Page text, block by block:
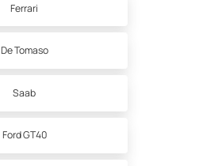
Ferrari
De Tomaso
Saab
Ford GT40